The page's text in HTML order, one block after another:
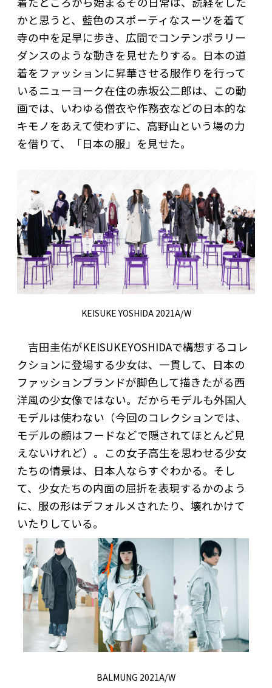
かと思うと、藍色のスポーティなスーツを着て
寺の中を足早に歩き、広間でコンテンポラリー
ダンスのような動きを見せたりする。日本の道
着をファッションに昇華させる服作りを行って
いるニューヨーク在住の赤坂公二郎は、この動
画では、いわゆる僧衣や作務衣などの日本的な
キモノをあえて使わずに、高野山という場の力
を借りて、「日本の服」を見せた。
KEISUKE YOSHIDA 2021A/W
吉田圭佑がKEISUKEYOSHIDAで構想するコレ
クションに登場する少女は、一貫して、日本の
ファッションブランドが脚色して描きたがる西
洋風の少女像ではない。だからモデルも外国人
モデルは使わない（今回のコレクションでは、
モデルの顔はフードなどで隠されてほとんど見
えないけれど）。この女子高生を思わせる少女
たちの情景は、日本人ならすぐわかる。そし
て、少女たちの内面の屈折を表現するかのよう
に、服の形はデフォルメされたり、壊れかけて
いたりしている。
BALMUNG 2021A/W